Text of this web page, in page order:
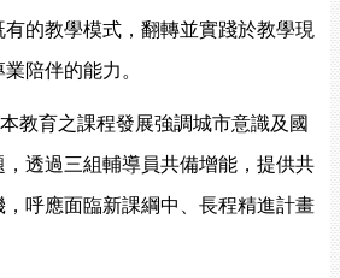
的教學模式，翻轉並實踐於教學現
陪伴的能力。
教育之課程發展強調城市意識及國
，透過三組輔導員共備增能，提供共
，呼應面臨新課綱中、長程精進計畫